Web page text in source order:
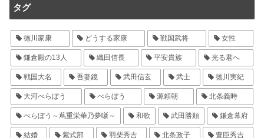
タグ
徳川家康 どうする家康 戦国武将 女性
鎌倉殿の13人 織田信長 平安貴族 光る君へ
戦国大名 吾妻鏡 武田信玄 武士 徳川実紀
大河べらぼう べらぼう 源頼朝 北条義時
べらぼう～蔦重栄華乃夢噺～ 和歌 武田勝頼 鎌倉幕府
結婚 紫式部 羽柴秀吉 北条政子 豊臣秀吉